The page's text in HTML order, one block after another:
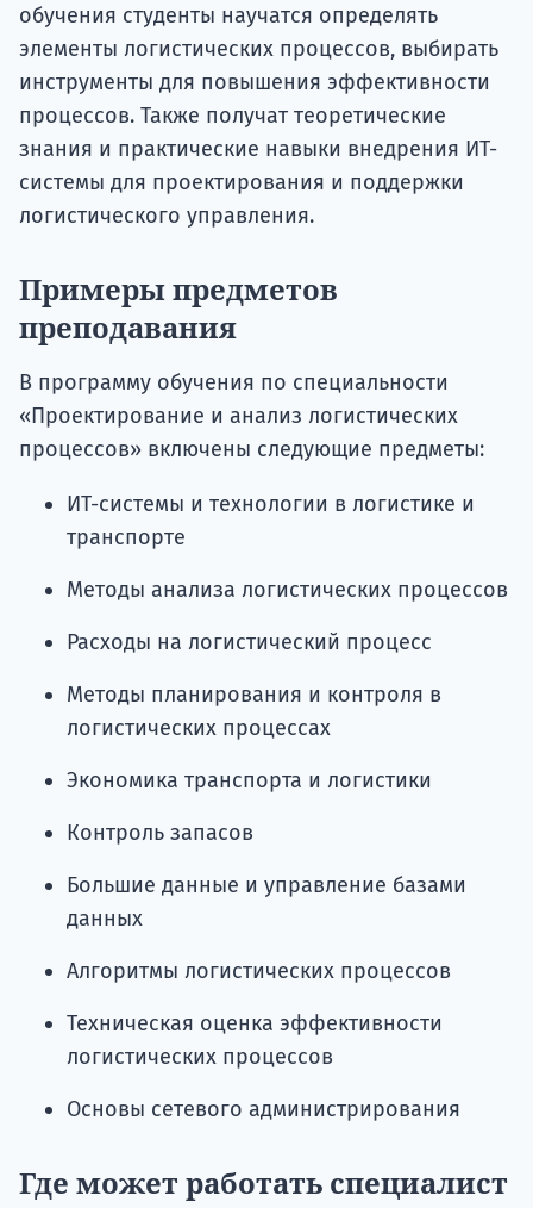
обучения студенты научатся определять
элементы логистических процессов, выбирать
инструменты для повышения эффективности
процессов. Также получат теоретические
знания и практические навыки внедрения ИТ-
системы для проектирования и поддержки
логистического управления.
Примеры предметов
преподавания
В программу обучения по специальности
«Проектирование и анализ логистических
процессов» включены следующие предметы:
ИТ-системы и технологии в логистике и
транспорте
Методы анализа логистических процессов
Расходы на логистический процесс
Методы планирования и контроля в
логистических процессах
Экономика транспорта и логистики
Контроль запасов
Большие данные и управление базами
данных
Алгоритмы логистических процессов
Техническая оценка эффективности
логистических процессов
Основы сетевого администрирования
Где может работать специалист